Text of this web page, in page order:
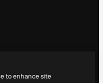
to enhance site